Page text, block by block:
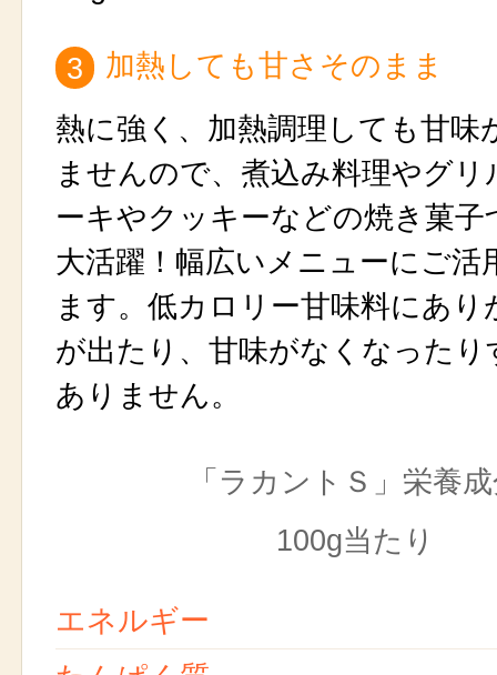
3
加熱しても甘さそのまま
熱に強く、加熱調理しても甘味
ませんので、煮込み料理やグリ
ーキやクッキーなどの焼き菓子
大活躍！幅広いメニューにご活
ます。低カロリー甘味料にあり
が出たり、甘味がなくなったり
ありません。
「ラカントＳ」栄養
100g当たり
エネルギー